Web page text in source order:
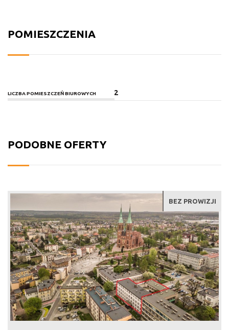
POMIESZCZENIA
LICZBA POMIESZCZEŃ BIUROWYCH 2
PODOBNE OFERTY
BEZ PROWIZJI